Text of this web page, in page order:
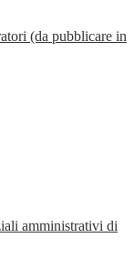
(da pubblicare in
amministrativi di